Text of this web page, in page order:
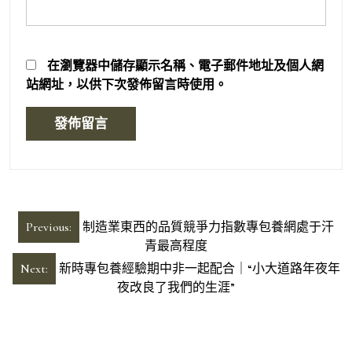
在瀏覽器中儲存顯示名稱、電子郵件地址及個人網
站網址，以供下次發佈留言時使用。
文
章
導
Previous:
制造業東西的品質競爭力指數專包養網處于汗
青最高程度
Next:
新時專包養經驗期中非一起配合｜“小大道路年夜年
夜改良了我們的生涯”